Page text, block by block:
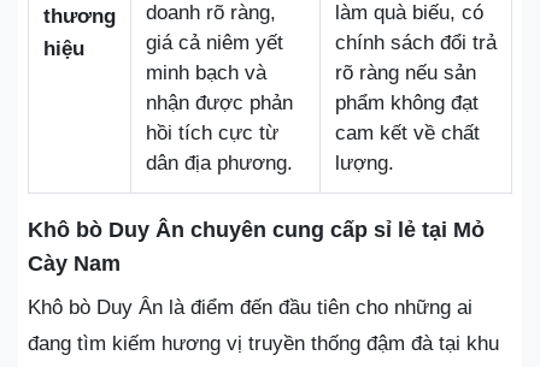
thương
hiệu
doanh rõ ràng,
giá cả niêm yết
minh bạch và
nhận được phản
hồi tích cực từ
dân địa phương.
làm quà biếu, có
chính sách đổi trả
rõ ràng nếu sản
phẩm không đạt
cam kết về chất
lượng.
Khô bò Duy Ân chuyên cung cấp sỉ lẻ tại Mỏ
Cày Nam
Khô bò Duy Ân là điểm đến đầu tiên cho những ai
đang tìm kiếm hương vị truyền thống đậm đà tại khu